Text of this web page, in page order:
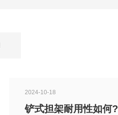
2024-10-18
铲式担架耐用性如何?